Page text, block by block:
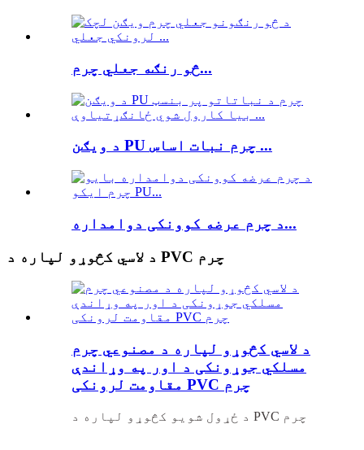
څو رنګه جعلي چرم...
د ویګن PU چرم نبات اساس ...
د چرم عرضه کوونکی دوامداره...
د لاسي کڅوړو لپاره د PVC چرم
د لاسي کڅوړو لپاره د مصنوعي چرم
مسلکي جوړونکی د اور په وړاندې
مقاومت لرونکی PVC چرم
د ځړول شویو کڅوړو لپاره د PVC چرم